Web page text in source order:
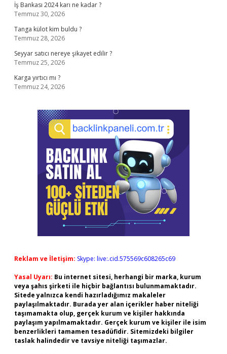
İş Bankası 2024 karı ne kadar ?
Temmuz 30, 2026
Tanga külot kim buldu ?
Temmuz 28, 2026
Seyyar satıcı nereye şikayet edilir ?
Temmuz 25, 2026
Karga yırtıcı mı ?
Temmuz 24, 2026
Reklam ve İletişim: Skype: live:.cid.575569c608265c69
Yasal Uyarı: Bu internet sitesi, herhangi bir marka, kurum
veya şahıs şirketi ile hiçbir bağlantısı bulunmamaktadır.
Sitede yalnızca kendi hazırladığımız makaleler
paylaşılmaktadır. Burada yer alan içerikler haber niteliği
taşımamakta olup, gerçek kurum ve kişiler hakkında
paylaşım yapılmamaktadır. Gerçek kurum ve kişiler ile isim
benzerlikleri tamamen tesadüfidir. Sitemizdeki bilgiler
taslak halindedir ve tavsiye niteliği taşımazlar.